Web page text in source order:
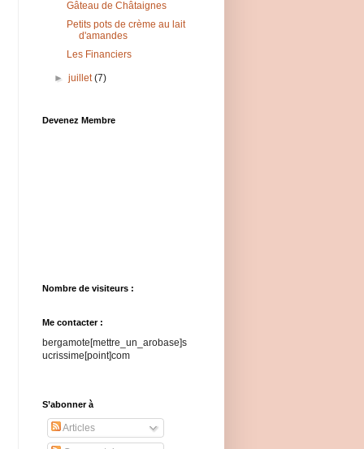
Gâteau de Châtaignes
Petits pots de crème au lait
d'amandes
Les Financiers
►juillet(7)
Devenez Membre
Nombre de visiteurs :
Me contacter :
bergamote[mettre_un_arobase]s
ucrissime[point]com
S’abonner à
Articles